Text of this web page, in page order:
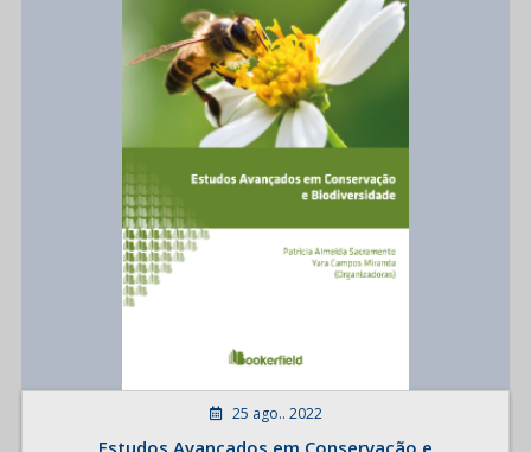
25 ago.. 2022
Estudos Avançados em Conservação e